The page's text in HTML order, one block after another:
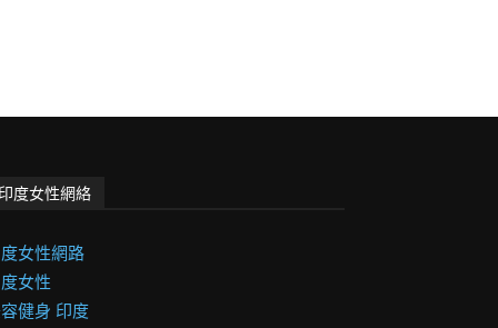
度女性網絡
女性網路
女性
健身 印度